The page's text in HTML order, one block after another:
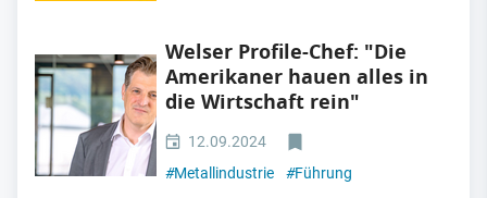
Welser Profile-Chef: "Die
Amerikaner hauen alles in
die Wirtschaft rein"
12.09.2024
#Metallindustrie #Führung